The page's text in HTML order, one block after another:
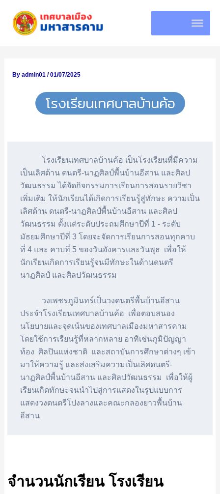
content
Byadmin01/01/07/2025
โรงเรียนเทศบาลบ้านค้อ
เป็นเลิศด้าน ดนตรี-นาฏศิลป์พื้นบ้านอีสาน และศิลป
วัฒนธรรม ได้จัดกิจกรรมการเรียนการสอนรายวิชา
เพิ่มเติม ให้นักเรียนได้เกิดการเรียนรู้สู่ทักษะ ความเป็น
เลิศด้าน ดนตรี-นาฏศิลป์พื้นบ้านอีสาน และศิลป
วัฒนธรรม ตั้งแต่ระดับประถมศึกษาปีที่ 1 - ระดับ
มัธยมศึกษาปีที่ 3 โดยจะจัดการเรียนการสอนทุกคาบ
ที่ 4 และ คาบที่ 5 ของวันอังคารและวันพุธ  เพื่อให้
นักเรียนเกิดการเรียนรู้จนมีทักษะในด้านดนตรี
นาฏศิลป์ และศิลปวัฒนธรรม
ประจำโรงเรียนเทศบาลบ้านค้อ  เพื่อตอบสนอง
นโยบายและจุดเน้นของเทศบาลเมืองมหาสารคาม
โดยใช้การเรียนรู้ที่หลากหลาย อาทิเช่นภูมิปัญญา
ท้อง  ศิลปินแห่งชาติ  และสถาบันการศึกษาต่างๆ เข้า
มาให้ความรู้ และส่งเสริมความเป็นเลิศดนตรี-
นาฏศิลป์พื้นบ้านอีสาน และศิลปวัฒนธรรม  เพื่อให้ผู้
เรียนเกิดทักษะจนนำไปสู่การแสดงในรูปแบบการ
แสดงวงดนตรีโปงลางและคณะกลองยาวพื้นบ้าน
อีสาน
จำนวนนักเรียน โรงเรียน